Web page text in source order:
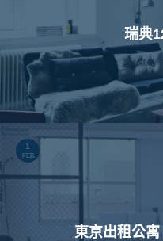
瑞典
1
FEB.
東京出租公